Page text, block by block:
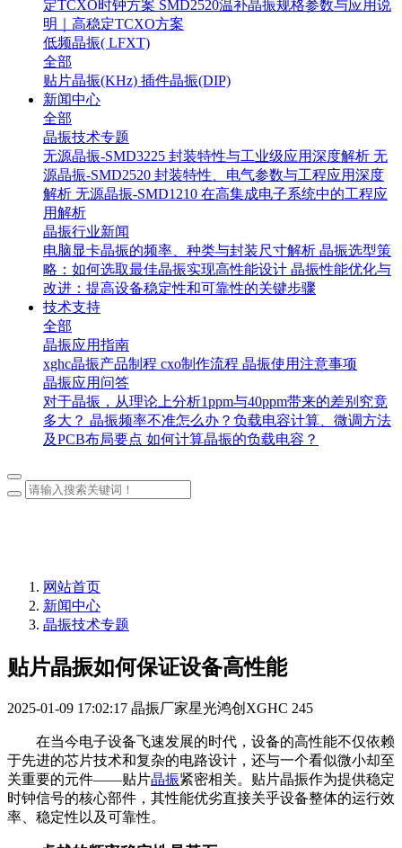
定TCXO时钟方案 SMD2520温补晶振规格参数与应用说
明｜高稳定TCXO方案
低频晶振( LFXT)
全部
贴片晶振(KHz) 插件晶振(DIP)
新闻中心
全部
晶振技术专题
无源晶振-SMD3225 封装特性与工业级应用深度解析 无
源晶振-SMD2520 封装特性、电气参数与工程应用深度
解析 无源晶振-SMD1210 在高集成电子系统中的工程应
用解析
晶振行业新闻
电脑显卡晶振的频率、种类与封装尺寸解析 晶振选型策
略：如何选取最佳晶振实现高性能设计 晶振性能优化与
改进：提高设备稳定性和可靠性的关键步骤
技术支持
全部
晶振应用指南
xghc晶振产品制程 cxo制作流程 晶振使用注意事项
晶振应用问答
对于晶振，从理论上分析1ppm与40ppm带来的差别究竟
多大？ 晶振频率不准怎么办？负载电容计算、微调方法
及PCB布局要点 如何计算晶振的负载电容？
网站首页
新闻中心
晶振技术专题
贴片晶振如何保证设备高性能
2025-01-09 17:02:17 晶振厂家星光鸿创XGHC 245
在当今电子设备飞速发展的时代，设备的高性能不仅依赖
于先进的芯片技术和复杂的电路设计，还与一个看似微小却至
关重要的元件——贴片晶振紧密相关。贴片晶振作为提供稳定
时钟信号的核心部件，其性能优劣直接关乎设备整体的运行效
率、稳定性以及可靠性。